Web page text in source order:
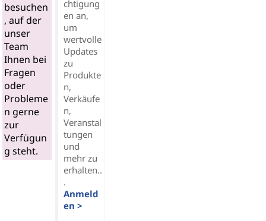
besuchen
, auf der
unser
Team
Ihnen bei
Fragen
oder
Probleme
n gerne
zur
Verfügun
g steht.
chtigung
en an,
um
wertvolle
Updates
zu
Produkte
n,
Verkäufe
n,
Veranstal
tungen
und
mehr zu
erhalten..
.
Anmeld
en >